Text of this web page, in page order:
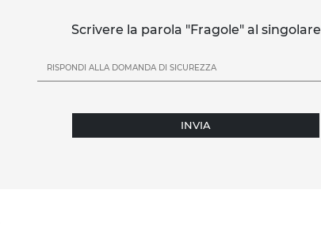
Scrivere la parola "Fragole" al singolare
INVIA